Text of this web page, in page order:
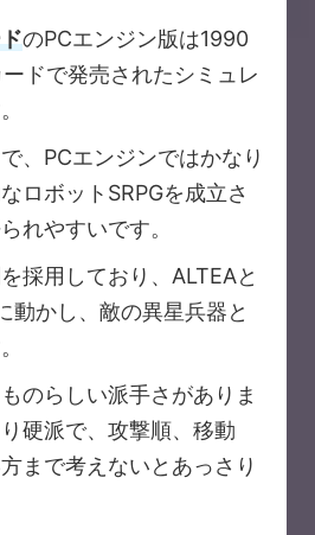
のPCエンジン版は1990
ドで発売されたシミュレ
、PCエンジンではかなり
ロボットSRPGを成立さ
れやすいです。
採用しており、ALTEAと
動かし、敵の異星兵器と
のらしい派手さがありま
硬派で、攻撃順、移動
まで考えないとあっさり